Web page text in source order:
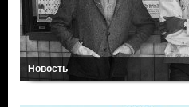
Новость